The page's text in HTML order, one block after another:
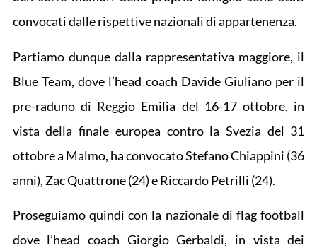
convocati dalle rispettive nazionali di appartenenza.
Partiamo dunque dalla rappresentativa maggiore, il
Blue Team, dove l’head coach Davide Giuliano per il
pre-raduno di Reggio Emilia del 16-17 ottobre, in
vista della finale europea contro la Svezia del 31
ottobre a Malmo, ha convocato Stefano Chiappini (36
anni), Zac Quattrone (24) e Riccardo Petrilli (24).
Proseguiamo quindi con la nazionale di flag football
dove l’head coach Giorgio Gerbaldi, in vista dei